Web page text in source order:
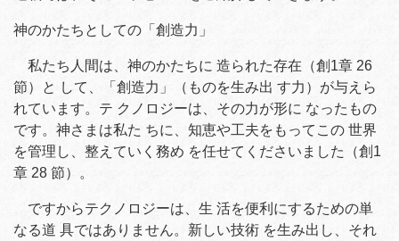
神のかたちとしての「創造力」
私たち人間は、神のかたちに 造られた存在（創1章 26
節）と して、「創造力」（ものを生み出 す力）が与えら
れています。テ クノロジーは、その力が形に なったもの
です。神さまは私た ちに、知恵や工夫をもってこの 世界
を管理し、整えていく務め を任せてくださいました（創1
章 28 節）。
ですからテクノロジーは、生 活を便利にするための単
なる道 具ではありません。新しい技術 を生み出し、それ